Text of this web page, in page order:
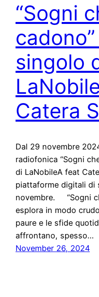
“Sogni
singolo
Catera
Dal 29 novembre
radiofonica “Sogni
di LaNobileA feat
piattaforme digitali di
novembre. “Sogni
esplora in modo
paure e le sfide
affrontano, spesso…
November 26, 2024